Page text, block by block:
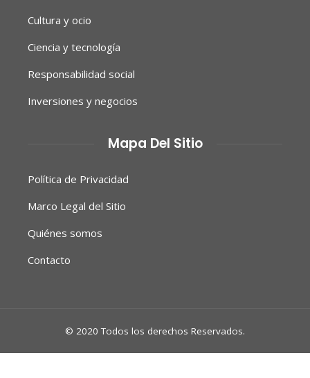
Cultura y ocio
Ciencia y tecnología
Responsabilidad social
Inversiones y negocios
Mapa Del Sitio
Política de Privacidad
Marco Legal del Sitio
Quiénes somos
Contacto
© 2020 Todos los derechos Reservados.